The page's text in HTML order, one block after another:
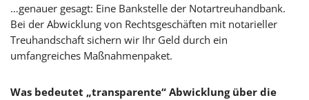
…genauer gesagt: Eine Bankstelle der Notartreuhandbank.
Bei der Abwicklung von Rechtsgeschäften mit notarieller
Treuhandschaft sichern wir Ihr Geld durch ein
umfangreiches Maßnahmenpaket.
Was bedeutet „transparente“ Abwicklung über die